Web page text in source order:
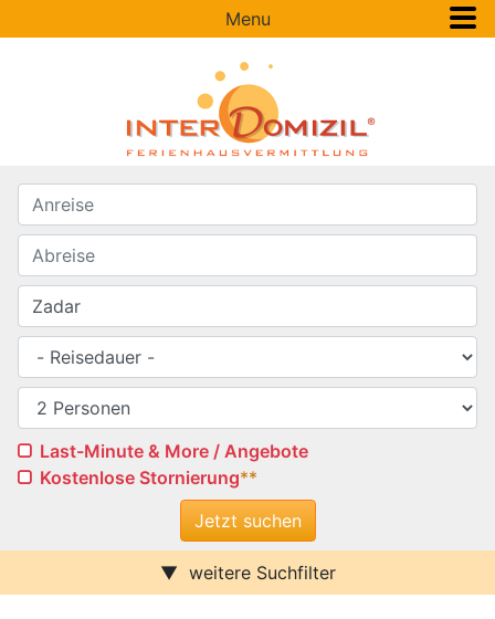
Menu
Last-Minute & More / Angebote
Kostenlose Stornierung**
weitere Suchfilter